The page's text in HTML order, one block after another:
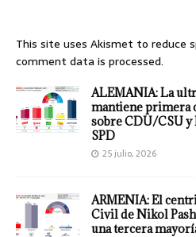
This site uses Akismet to reduce
comment data is processed.
ALEMANIA: La
mantiene primera
sobre CDU/CSU y
SPD
25 julio, 2026
ARMENIA: El
Civil de Nikol
una tercera